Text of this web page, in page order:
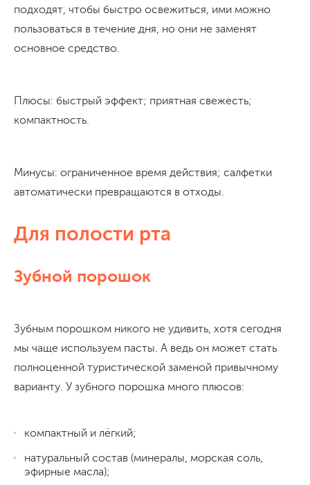
подходят, чтобы быстро освежиться, ими можно
пользоваться в течение дня, но они не заменят
основное средство.
Плюсы: быстрый эффект; приятная свежесть;
компактность.
Минусы: ограниченное время действия; салфетки
автоматически превращаются в отходы.
Для полости рта
Зубной порошок
Зубным порошком никого не удивить, хотя сегодня
мы чаще используем пасты. А ведь он может стать
полноценной туристической заменой привычному
варианту. У зубного порошка много плюсов:
компактный и лёгкий;
натуральный состав (минералы, морская соль,
эфирные масла);